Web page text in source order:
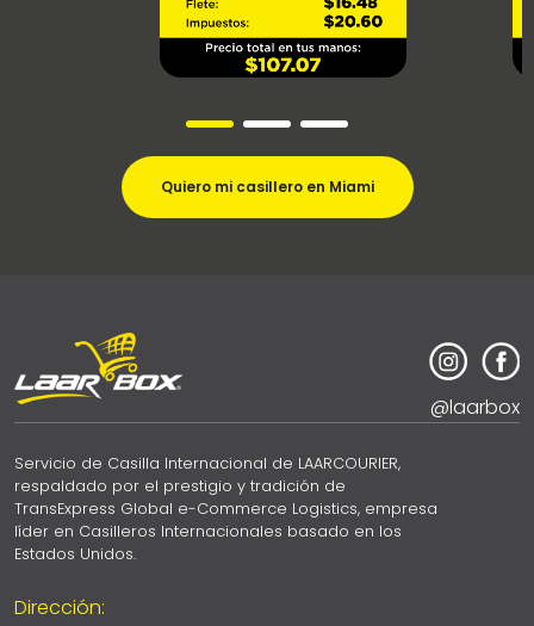
Quiero mi casillero en Miami
@laarbox
Servicio de Casilla Internacional de LAARCOURIER,
respaldado por el prestigio y tradición de
TransExpress Global e-Commerce Logistics, empresa
líder en Casilleros Internacionales basado en los
Estados Unidos.
Dirección: